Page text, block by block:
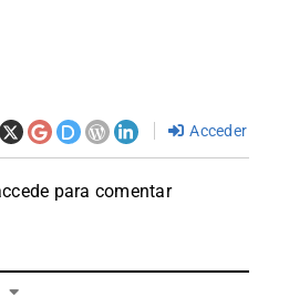
Acceder
para comentar